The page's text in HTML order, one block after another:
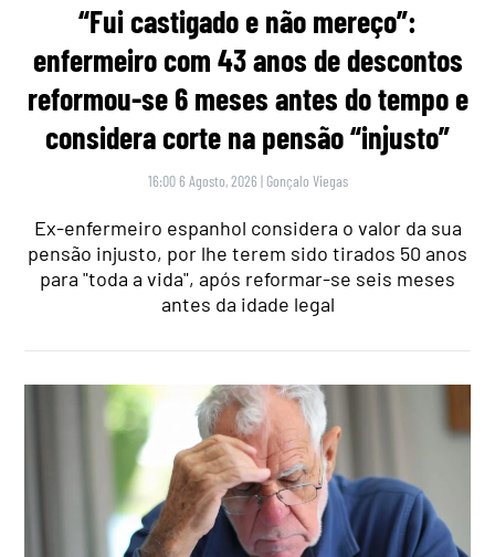
“Fui castigado e não mereço”:
enfermeiro com 43 anos de descontos
reformou-se 6 meses antes do tempo e
considera corte na pensão “injusto”
16:00 6 Agosto, 2026 | Gonçalo Viegas
Ex-enfermeiro espanhol considera o valor da sua
pensão injusto, por lhe terem sido tirados 50 anos
para "toda a vida", após reformar-se seis meses
antes da idade legal